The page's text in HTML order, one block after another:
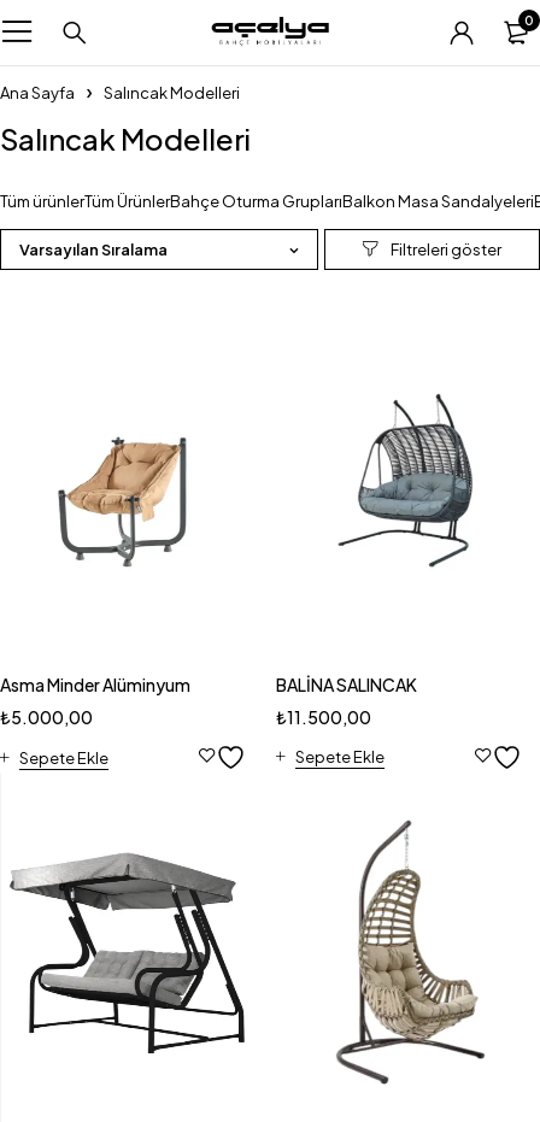
0
Ana Sayfa Salıncak Modelleri
Salıncak Modelleri
Tüm ürünlerTüm ÜrünlerBahçe Oturma GruplarıBalkon Masa Sandalyeleri
Varsayılan Sıralama
Asma Minder Alüminyum
₺5.000,00
Sepete Ekle
BALİNA SALINCAK
₺11.500,00
Sepete Ekle